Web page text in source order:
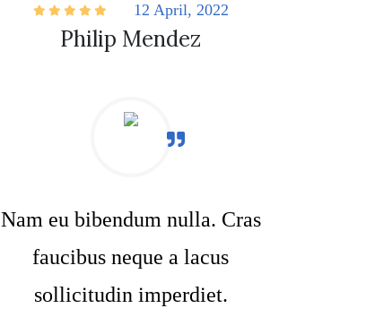
12 April, 2022
Philip Mendez
Nam eu bibendum nulla. Cras
faucibus neque a lacus
sollicitudin imperdiet.